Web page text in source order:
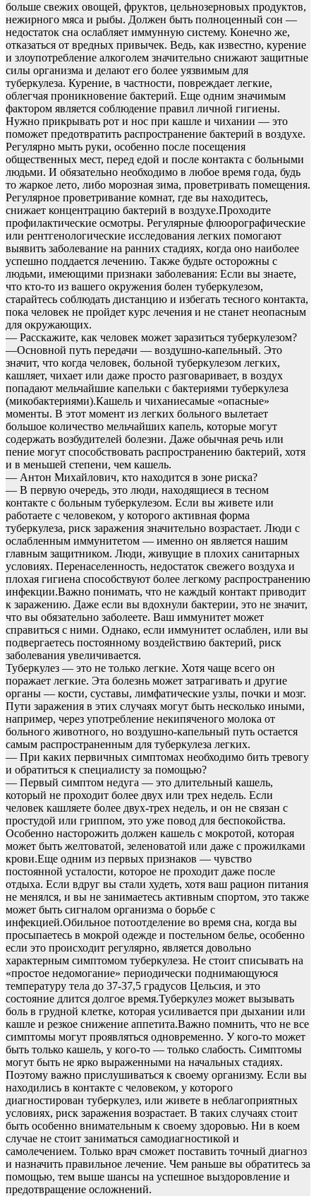
больше свежих овощей, фруктов, цельнозерновых продуктов,
нежирного мяса и рыбы. Должен быть полноценный сон —
недостаток сна ослабляет иммунную систему. Конечно же,
отказаться от вредных привычек. Ведь, как известно, курение
и злоупотребление алкоголем значительно снижают защитные
силы организма и делают его более уязвимым для
туберкулеза. Курение, в частности, повреждает легкие,
облегчая проникновение бактерий. Еще одним значимым
фактором является соблюдение правил личной гигиены.
Нужно прикрывать рот и нос при кашле и чихании — это
поможет предотвратить распространение бактерий в воздухе.
Регулярно мыть руки, особенно после посещения
общественных мест, перед едой и после контакта с больными
людьми. И обязательно необходимо в любое время года, будь
то жаркое лето, либо морозная зима, проветривать помещения.
Регулярное проветривание комнат, где вы находитесь,
снижает концентрацию бактерий в воздухе.Проходите
профилактические осмотры. Регулярные флюорографические
или рентгенологические исследования легких помогают
выявить заболевание на ранних стадиях, когда оно наиболее
успешно поддается лечению. Также будьте осторожны с
людьми, имеющими признаки заболевания: Если вы знаете,
что кто-то из вашего окружения болен туберкулезом,
старайтесь соблюдать дистанцию и избегать тесного контакта,
пока человек не пройдет курс лечения и не станет неопасным
для окружающих.
— Расскажите, как человек может заразиться туберкулезом?
—Основной путь передачи — воздушно-капельный. Это
значит, что когда человек, больной туберкулезом легких,
кашляет, чихает или даже просто разговаривает, в воздух
попадают мельчайшие капельки с бактериями туберкулеза
(микобактериями).Кашель и чиханиесамые «опасные»
моменты. В этот момент из легких больного вылетает
большое количество мельчайших капель, которые могут
содержать возбудителей болезни. Даже обычная речь или
пение могут способствовать распространению бактерий, хотя
и в меньшей степени, чем кашель.
— Антон Михайлович, кто находится в зоне риска?
— В первую очередь, это люди, находящиеся в тесном
контакте с больным туберкулезом. Если вы живете или
работаете с человеком, у которого активная форма
туберкулеза, риск заражения значительно возрастает. Люди с
ослабленным иммунитетом — именно он является нашим
главным защитником. Люди, живущие в плохих санитарных
условиях. Перенаселенность, недостаток свежего воздуха и
плохая гигиена способствуют более легкому распространению
инфекции.Важно понимать, что не каждый контакт приводит
к заражению. Даже если вы вдохнули бактерии, это не значит,
что вы обязательно заболеете. Ваш иммунитет может
справиться с ними. Однако, если иммунитет ослаблен, или вы
подвергаетесь постоянному воздействию бактерий, риск
заболевания увеличивается.
Туберкулез — это не только легкие. Хотя чаще всего он
поражает легкие. Эта болезнь может затрагивать и другие
органы — кости, суставы, лимфатические узлы, почки и мозг.
Пути заражения в этих случаях могут быть несколько иными,
например, через употребление некипяченого молока от
больного животного, но воздушно-капельный путь остается
самым распространенным для туберкулеза легких.
— При каких первичных симптомах необходимо бить тревогу
и обратиться к специалисту за помощью?
— Первый симптом недуга — это длительный кашель,
который не проходит более двух или трех недель. Если
человек кашляете более двух-трех недель, и он не связан с
простудой или гриппом, это уже повод для беспокойства.
Особенно насторожить должен кашель с мокротой, которая
может быть желтоватой, зеленоватой или даже с прожилками
крови.Еще одним из первых признаков — чувство
постоянной усталости, которое не проходит даже после
отдыха. Если вдруг вы стали худеть, хотя ваш рацион питания
не менялся, и вы не занимаетесь активным спортом, это также
может быть сигналом организма о борьбе с
инфекцией.Обильное потоотделение во время сна, когда вы
просыпаетесь в мокрой одежде и постельном белье, особенно
если это происходит регулярно, является довольно
характерным симптомом туберкулеза. Не стоит списывать на
«простое недомогание» периодически поднимающуюся
температуру тела до 37-37,5 градусов Цельсия, и это
состояние длится долгое время.Туберкулез может вызывать
боль в грудной клетке, которая усиливается при дыхании или
кашле и резкое снижение аппетита.Важно помнить, что не все
симптомы могут проявляться одновременно. У кого-то может
быть только кашель, у кого-то — только слабость. Симптомы
могут быть не ярко выраженными на начальных стадиях.
Поэтому важно прислушиваться к своему организму. Если вы
находились в контакте с человеком, у которого
диагностирован туберкулез, или живете в неблагоприятных
условиях, риск заражения возрастает. В таких случаях стоит
быть особенно внимательным к своему здоровью. Ни в коем
случае не стоит заниматься самодиагностикой и
самолечением. Только врач сможет поставить точный диагноз
и назначить правильное лечение. Чем раньше вы обратитесь за
помощью, тем выше шансы на успешное выздоровление и
предотвращение осложнений.